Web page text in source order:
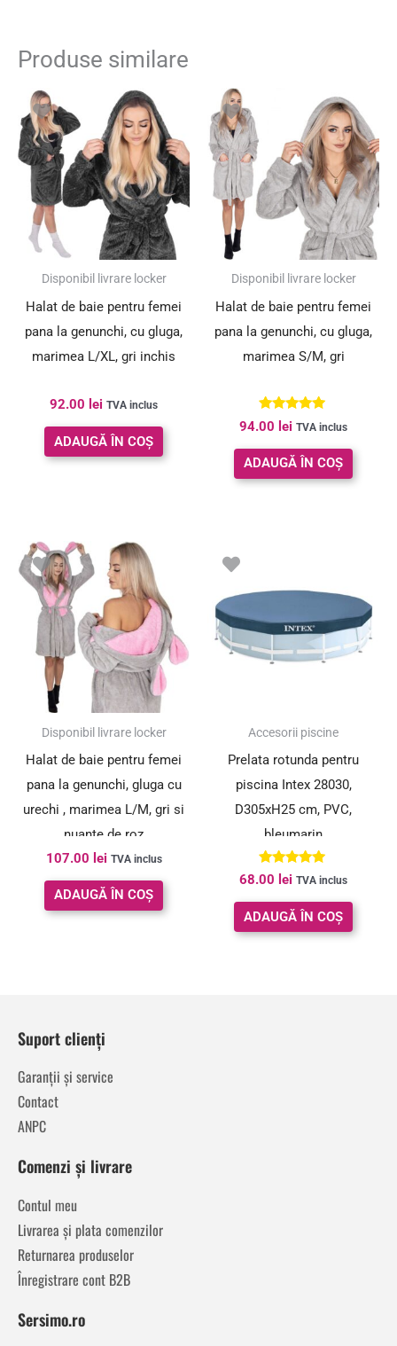
Produse similare
Disponibil livrare locker
Halat de baie pentru femei
pana la genunchi, cu gluga,
marimea L/XL, gri inchis
92.00 lei TVA inclus
ADAUGĂ ÎN COȘ
Disponibil livrare locker
Halat de baie pentru femei
pana la genunchi, cu gluga,
marimea S/M, gri
Evaluat la
5.00
din 5
94.00 lei TVA inclus
ADAUGĂ ÎN COȘ
Disponibil livrare locker
Halat de baie pentru femei
pana la genunchi, gluga cu
urechi , marimea L/M, gri si
nuante de roz
107.00 lei TVA inclus
ADAUGĂ ÎN COȘ
Accesorii piscine
Prelata rotunda pentru
piscina Intex 28030,
D305xH25 cm, PVC,
bleumarin
Evaluat la
5.00
din 5
68.00 lei TVA inclus
ADAUGĂ ÎN COȘ
Suport clienți
Garanții și service
Contact
ANPC
Comenzi și livrare
Contul meu
Livrarea și plata comenzilor
Returnarea produselor
Înregistrare cont B2B
Sersimo.ro